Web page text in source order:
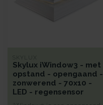
SKYLUX
Skylux iWindow3 - met
opstand - opengaand -
zonwerend - 70x10 -
LED - regensensor